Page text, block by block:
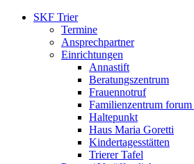
SKF Trier
Termine
Ansprechpartner
Einrichtungen
Annastift
Beratungszentrum
Frauennotruf
Familienzentrum forum
Haltepunkt
Haus Maria Goretti
Kindertagesstätten
Trierer Tafel